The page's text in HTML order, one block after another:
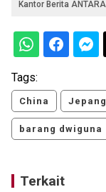
Kantor Berita ANTARA.
Tags:
China Jepang
barang dwiguna
Terkait